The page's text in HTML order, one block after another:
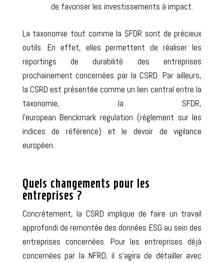
de favoriser les investissements à impact.
La taxonomie tout comme la SFDR sont de précieux
outils. En effet, elles permettent de réaliser les
reportings de durabilité des entreprises
prochainement concernées par la CSRD. Par ailleurs,
la CSRD est présentée comme unlien central entre la
taxonomie, la SFDR,
l’european Benckmark regulation (règlement sur les
indices de référence) et le devoir de vigilance
européen.
Quels changements pour les
entreprises ?
Concrètement, la CSRD implique de faire un travail
approfondi de remontée des données ESG au sein des
entreprises concernées. Pour les entreprises déjà
concernées par la NFRD, il s’agira de détailler avec